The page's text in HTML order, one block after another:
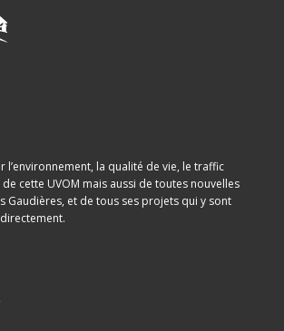
l’environnement, la qualité de vie, le traffic
cette UVOM mais aussi de toutes nouvelles
Gaudières, et de tous ses projets qui y sont